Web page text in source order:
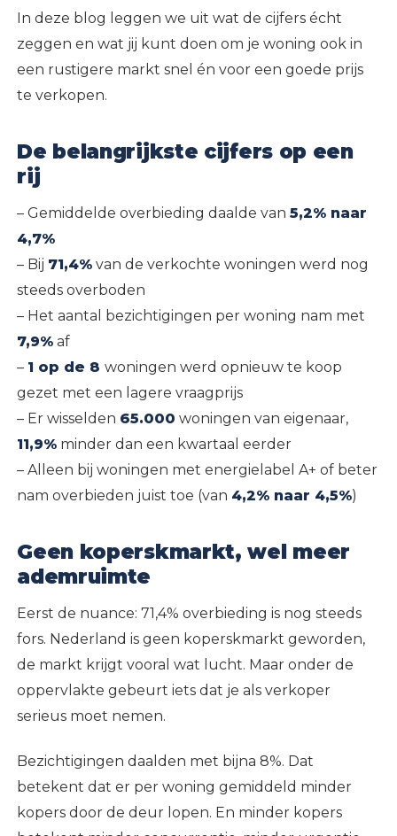
In deze blog leggen we uit wat de cijfers écht
zeggen en wat jij kunt doen om je woning ook in
een rustigere markt snel én voor een goede prijs
te verkopen.
De belangrijkste cijfers op een
rij
– Gemiddelde overbieding daalde van5,2% naar
4,7%
– Bij 71,4% van de verkochte woningen werd nog
steeds overboden
– Het aantal bezichtigingen per woning nam met
7,9% af
– 1 op de 8woningen werd opnieuw te koop
gezet met een lagere vraagprijs
– Er wisselden 65.000 woningen van eigenaar,
11,9% minder dan een kwartaal eerder
– Alleen bij woningen met energielabel A+ of beter
nam overbieden juist toe (van 4,2% naar 4,5%)
Geen koperskmarkt, wel meer
ademruimte
Eerst de nuance: 71,4% overbieding is nog steeds
fors. Nederland is geen koperskmarkt geworden,
de markt krijgt vooral wat lucht. Maar onder de
oppervlakte gebeurt iets dat je als verkoper
serieus moet nemen.
Bezichtigingen daalden met bijna 8%. Dat
betekent dat er per woning gemiddeld minder
kopers door de deur lopen. En minder kopers